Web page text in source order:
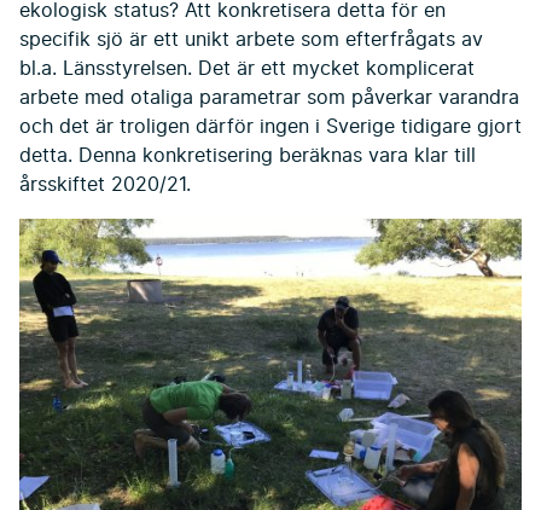
ekologisk status? Att konkretisera detta för en
specifik sjö är ett unikt arbete som efterfrågats av
bl.a. Länsstyrelsen. Det är ett mycket komplicerat
arbete med otaliga parametrar som påverkar varandra
och det är troligen därför ingen i Sverige tidigare gjort
detta. Denna konkretisering beräknas vara klar till
årsskiftet 2020/21.